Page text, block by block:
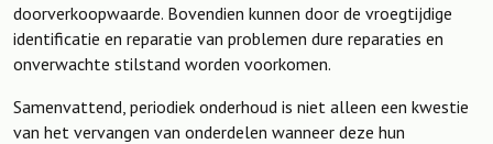
doorverkoopwaarde. Bovendien kunnen door de vroegtijdige
identificatie en reparatie van problemen dure reparaties en
onverwachte stilstand worden voorkomen.
Samenvattend, periodiek onderhoud is niet alleen een kwestie
van het vervangen van onderdelen wanneer deze hun